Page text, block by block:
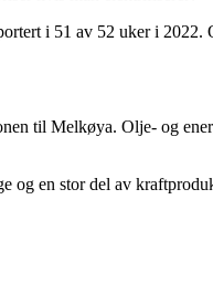
i 51 av 52 uker i
til Melkøya. Olje- og
og en stor del av